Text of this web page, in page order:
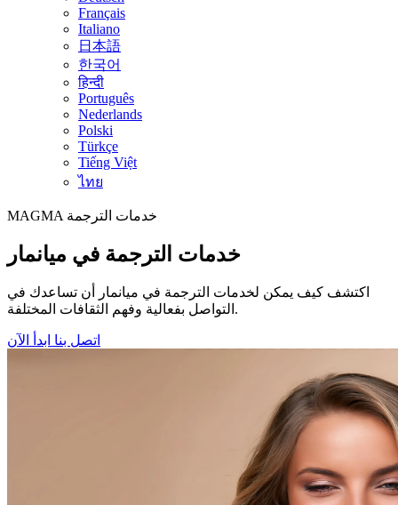
Français
Italiano
日本語
한국어
हिन्दी
Português
Nederlands
Polski
Türkçe
Tiếng Việt
ไทย
MAGMA خدمات الترجمة
خدمات الترجمة في ميانمار
اكتشف كيف يمكن لخدمات الترجمة في ميانمار أن تساعدك في
التواصل بفعالية وفهم الثقافات المختلفة.
اتصل بنا ابدأ الآن